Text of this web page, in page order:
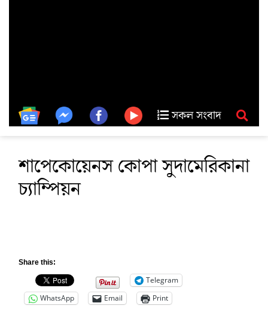
সকল সংবাদ
শাপেকোয়েনস কোপা সুদামেরিকানা
চ্যাম্পিয়ন
Share this:
Telegram
WhatsApp
Email Print